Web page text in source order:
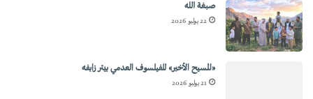
صبغة الله
22 يوليو 2026
«المسيح الأخير» للفيلسوف العدمي بيتر زابفه
21 يوليو 2026